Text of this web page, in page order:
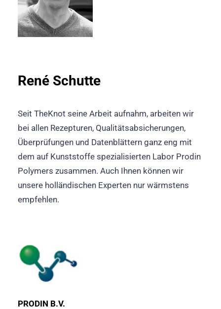
René Schutte
Seit TheKnot seine Arbeit aufnahm, arbeiten wir
bei allen Rezepturen, Qualitätsabsicherungen,
Überprüfungen und Datenblättern ganz eng mit
dem auf Kunststoffe spezialisierten Labor Prodin
Polymers zusammen. Auch Ihnen können wir
unsere holländischen Experten nur wärmstens
empfehlen.
PRODIN B.V.